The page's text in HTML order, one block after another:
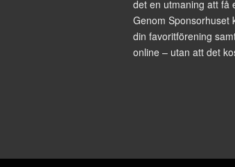
det en utmaning att få
Genom Sponsorhuset
din favoritförening
online – utan att det